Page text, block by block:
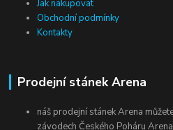
Jak nakupovat
Obchodní podmínky
Kontakty
Prodejní stánek Arena
náš prodejní stánek Arena
závodech Českého Poháru